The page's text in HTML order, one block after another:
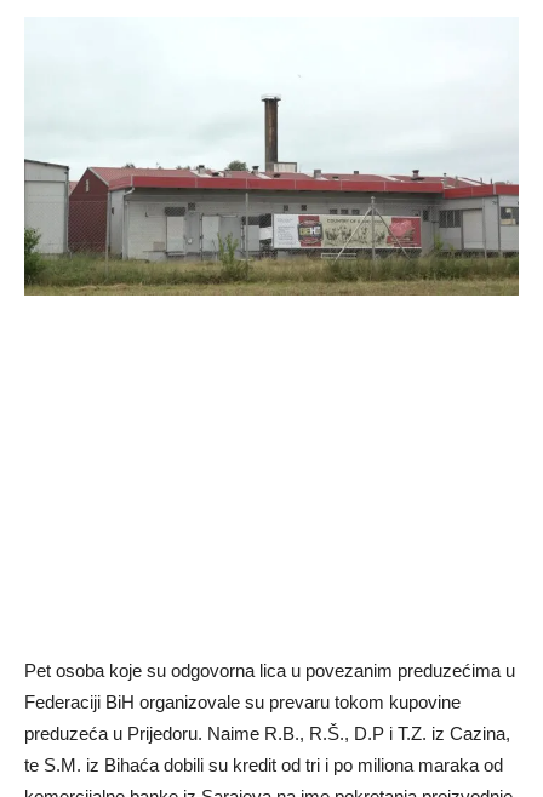
Pet osoba koje su odgovorna lica u povezanim preduzećima u
Federaciji BiH organizovale su prevaru tokom kupovine
preduzeća u Prijedoru. Naime R.B., R.Š., D.P i T.Z. iz Cazina,
te S.M. iz Bihaća dobili su kredit od tri i po miliona maraka od